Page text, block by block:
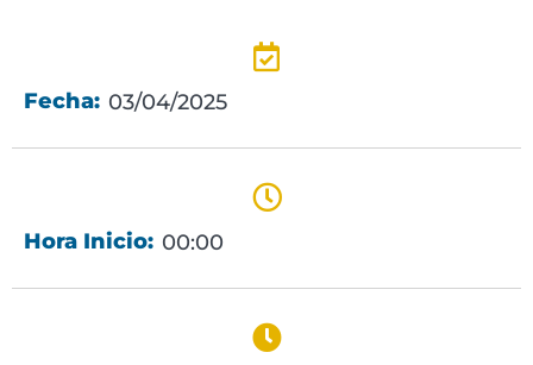
Fecha: 03/04/2025
Hora Inicio: 00:00